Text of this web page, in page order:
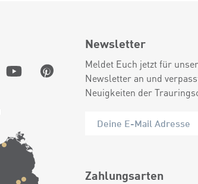
Newsletter
Meldet Euch jetzt für
Newsletter an und
Neuigkeiten der
Zahlungsarten